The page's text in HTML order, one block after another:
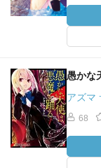
愚かな
アズマ
68